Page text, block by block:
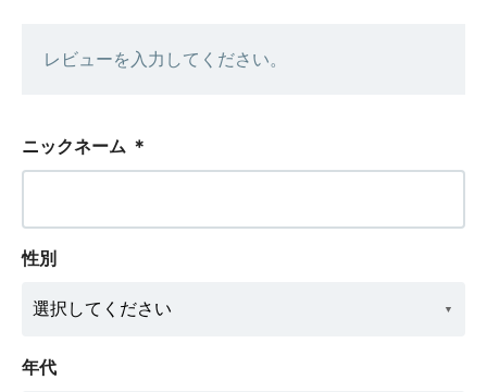
レビューを入力してください。
ニックネーム ＊
性別
年代